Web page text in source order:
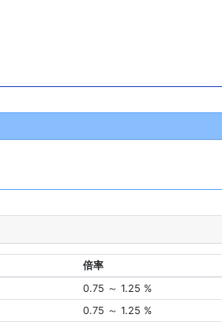
倍率
0.75 ～ 1.25 %
0.75 ～ 1.25 %